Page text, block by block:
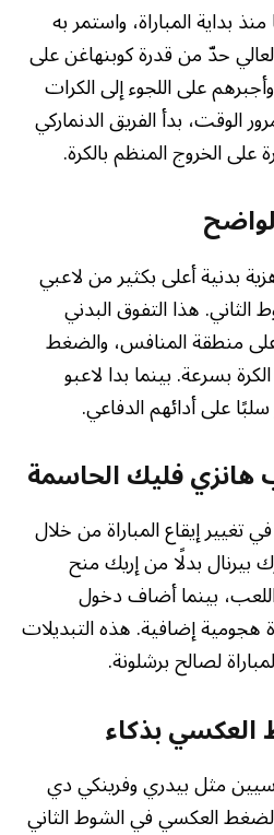
بداية المباراة، واستمر به
حدّ من قدرة كوبنهاغن على
على اللجوء إلى الكرات
الوقت، بدأ الفريق الدنماركي
على الخروج المنظم بالكرة.
بدنية أعلى بكثير من لاعبي
هذا التفوق البدني
منطقة المنافس، والضغط
بسرعة. بينما بدا لاعبو
على أدائهم الدفاعي.
إيقاع المباراة من خلال
بيرنال بدلًا من إريك منح
اللعب، بينما أضاف دخول
هجومية إضافية. هذه التبديلات
لصالح برشلونة.
مثل بيدري وفرينكي دي
العكسي في الشوط الثاني